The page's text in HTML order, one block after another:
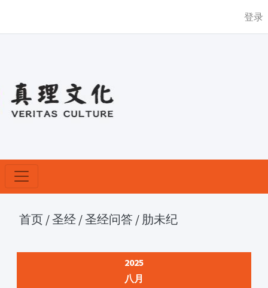
登录
首页 /圣经 /圣经问答 / 肋未纪
2025
八月